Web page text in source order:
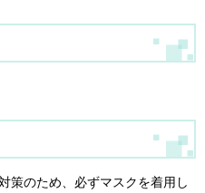
策のため、必ずマスクを着用し